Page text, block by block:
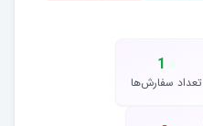
1
تعداد سفارش‌ها